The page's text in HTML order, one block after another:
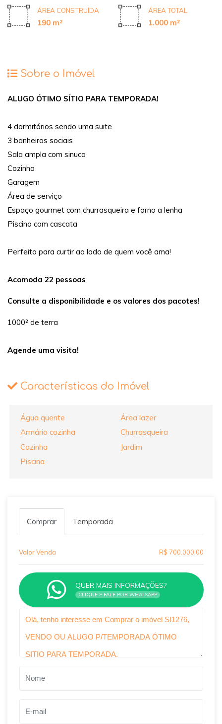
ÁREA CONSTRUÍDA
190 m²
ÁREA TOTAL
1.000 m²
Sobre o Imóvel
ALUGO ÓTIMO SÍTIO PARA TEMPORADA!
4 dormitórios sendo uma suite
3 banheiros sociais
Sala ampla com sinuca
Cozinha
Garagem
Área de serviço
Espaço gourmet com churrasqueira e forno a lenha
Piscina com cascata
Perfeito para curtir ao lado de quem você ama!
Acomoda 22 pessoas
Consulte a disponibilidade e os valores dos pacotes!
1000² de terra
Agende uma visita!
Características do Imóvel
Água quente
Área lazer
Armário cozinha
Churrasqueira
Cozinha
Jardim
Piscina
Comprar Temporada
Valor Venda R$ 700.000,00
QUER MAIS INFORMAÇÕES?
CLIQUE E FALE POR WHATSAPP